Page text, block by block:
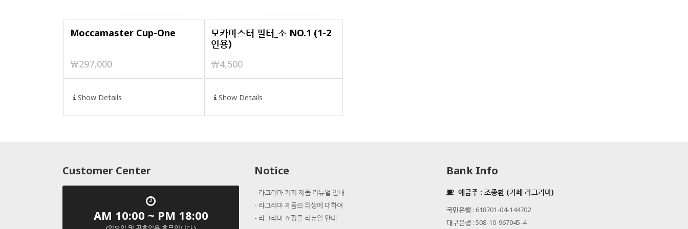
Moccamaster Cup-One
￦297,000
Show Details
모카마스터 필터_소 NO.1 (1-2
인용)
￦4,500
Show Details
Customer Center
AM 10:00 ~ PM 18:00
Notice
라그리마 커피 제품 리뉴얼 안내
라그리마 제품의 위생에 대하여
라그리마 쇼핑몰 리뉴얼 안내
Bank Info
예금주 : 조종환 (카페 라그리마)
국민은행 : 618701-04-144702
대구은행 : 508-10-967945-4